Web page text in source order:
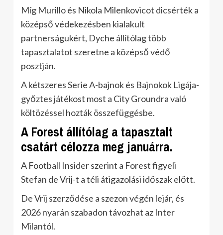
Míg Murillo és Nikola Milenkovicot dicsérték a
középső védekezésben kialakult
partnerságukért, Dyche állítólag több
tapasztalatot szeretne a középső védő
posztján.
A kétszeres Serie A-bajnok és Bajnokok Ligája-
győztes játékost most a City Groundra való
költözéssel hozták összefüggésbe.
A Forest állítólag a tapasztalt
csatárt célozza meg januárra.
A Football Insider szerint a Forest figyeli
Stefan de Vrij-t a téli átigazolási időszak előtt.
De Vrij szerződése a szezon végén lejár, és
2026 nyarán szabadon távozhat az Inter
Milantól.